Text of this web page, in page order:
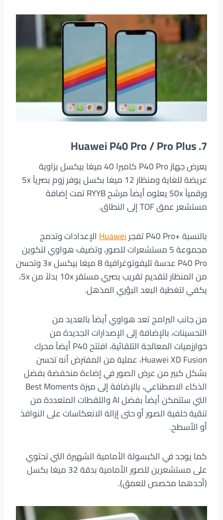
7. Huawei P40 Pro / Pro Plus
يعرض جهاز P40 Pro كاميرا 40 ميغا بيكسل بزاوية
عريضة للغاية ومنظار 12 ميغا بكسل يوفر زوم بصرياً 5x
ورقمياً 50x يعلوه أيضاً مرشح RYYB تمت إضافة
مستشعر عمق TOF إلى النطاق.
بالنسبة +P40 Pro تفجر
Huaweiالإعدادات وتدمج
مجموعة 5 مستشعرات للصور، وتضيف هواوي لتكوين
P40 Pro عدسة تليفوتوغرافية 8 ميغا بيكسل 3x وتحسن
من المنظار لتقديم تقريب بصري مستقر 10x بدلاً من 5x،
يكفي لتغطية البعد البؤري المذهل.
من جانب البرامج تعد هواوي أيضاً بالعديد من
التحسينات، بالإضافة إلى الإصدارات الجديدة من
خوارزميات المعالجة التلقائية، افتتح P40 أيضاً محرك
Huawei XD Fusion، عملية من المفترض أنه تحسن
بشكل كبير من عرض الصور في إضاءة منخفضة ​​بفضل
الذكاء الاصطناعي، بالإضافة إلى ميزة Best Moments
التي ستتمكن أيضاً بفضل AI واللقطات المتعددة من
تنقية خلفية الصور أو حتى إزالة الانعكاسات على النوافذ
أو الأسطح.
كما يوجد في الكبسولة الأمامية الشهيرة التي تحتوي
على مستشعرين للصور الأمامية بدقة 32 ميغا بكسل
(أحدهما مخصص للعمق).